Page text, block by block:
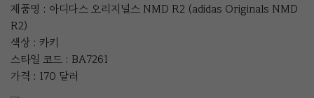
제품명 : 아디다스 오리지널스 NMD R2 (adidas Originals NMD
R2)
색상 : 카키
스타일 코드 : BA7261
가격 : 170 달러